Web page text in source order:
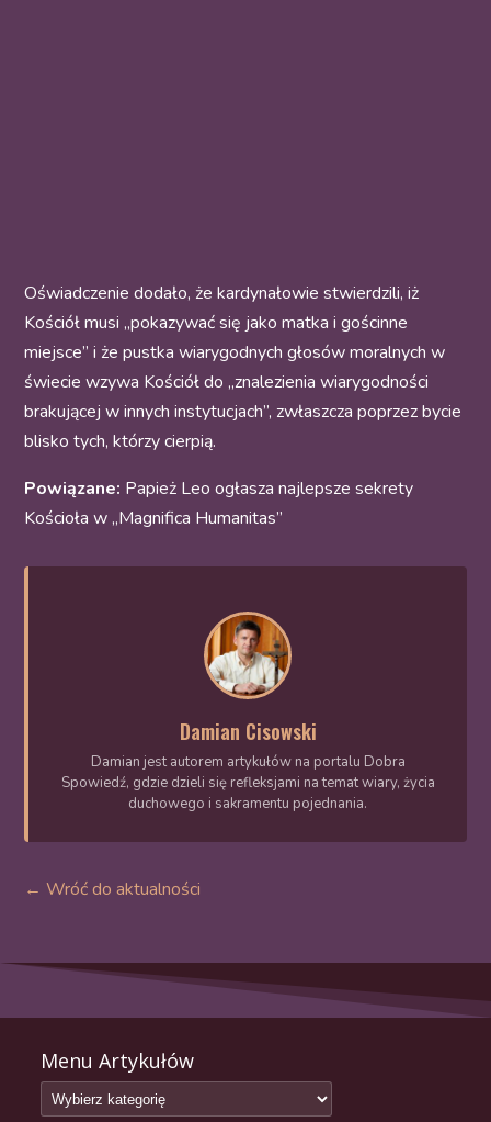
Oświadczenie dodało, że kardynałowie stwierdzili, iż
Kościół musi „pokazywać się jako matka i gościnne
miejsce” i że pustka wiarygodnych głosów moralnych w
świecie wzywa Kościół do „znalezienia wiarygodności
brakującej w innych instytucjach”, zwłaszcza poprzez bycie
blisko tych, którzy cierpią.
Powiązane: Papież Leo ogłasza najlepsze sekrety
Kościoła w „Magnifica Humanitas”
Damian Cisowski
Damian jest autorem artykułów na portalu Dobra
Spowiedź, gdzie dzieli się refleksjami na temat wiary, życia
duchowego i sakramentu pojednania.
← Wróć do aktualności
Menu Artykułów